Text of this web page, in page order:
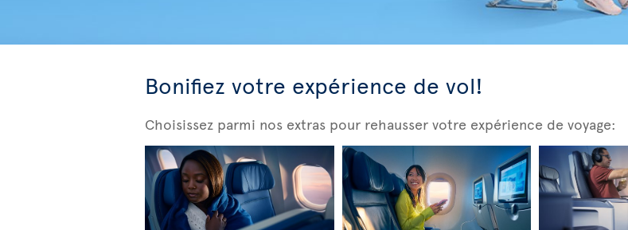
Bonifiez votre expérience de vol!
Choisissez parmi nos extras pour rehausser votre expérience de voyage: